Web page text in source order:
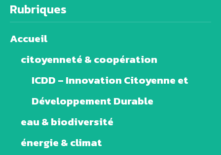
Rubriques
Accueil
citoyenneté & coopération
ICDD – Innovation Citoyenne et
Développement Durable
eau & biodiversité
énergie & climat